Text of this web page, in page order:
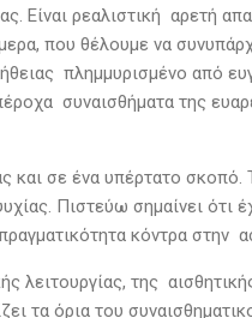
Είναι ρεαλιστική αρετή
που θέλουμε να
πλημμυρισμένο από
συναισθήματα της
και σε ένα υπέρτατο
Πιστεύω σημαίνει ότι
κόντρα στην
της
τα όρια του